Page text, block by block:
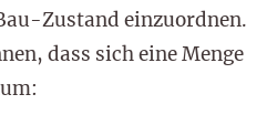
Zustand einzuordnen.
dass sich eine Menge